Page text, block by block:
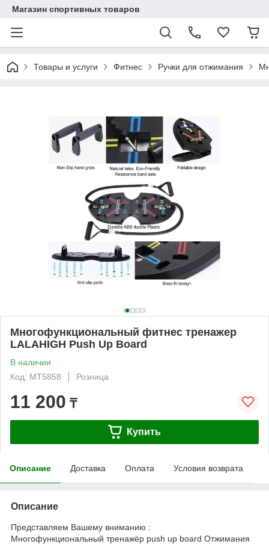
Магазин спортивных товаров
Товары и услуги Фитнес Ручки для отжимания
Многофункциональный фитнес тренажер
LALAHIGH Push Up Board
В наличии
Код: MT5858
Розница
11 200 ₸
Купить
Описание Доставка Оплата Условия возврата
Описание
Представляем Вашему вниманию :
Многофункциональный тренажёр push up board Отжимания